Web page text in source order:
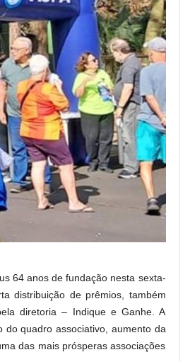
64 anos de fundação nesta sexta-
distribuição de prêmios, também
diretoria – Indique e Ganhe. A
do quadro associativo, aumento da
das mais prósperas associações